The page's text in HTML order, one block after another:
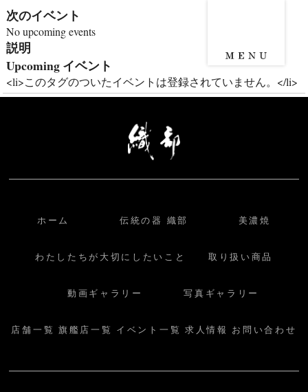
次のイベント
No upcoming events
説明
Upcoming イベント
<li>このタグのついたイベントは登録されていません。</li>
ホーム 伝統の器 織部 美濃焼
わたしたちが大切にしたいこと 取り扱い商品
動画ギャラリー 写真ギャラリー
店舗一覧 旗艦店一覧 イベント一覧 求人情報 お問い合わせ